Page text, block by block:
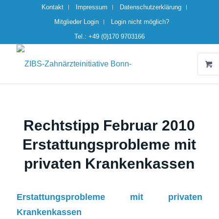
Kontakt Impressum
Datenschutzerklärung
Mitglieder Login
Login nicht möglich?
Tel.: +49 (0)170 9703166
Rechtstipp Februar 2010
Erstattungsprobleme mit
privaten Krankenkassen
Erstattungsprobleme mit privaten
Krankenkassen